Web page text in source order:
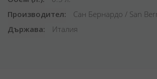
Производител
Сан Бернардо / San
Държава
Италия